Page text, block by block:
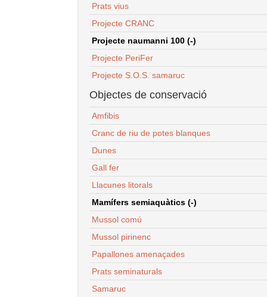
Prats vius
Projecte CRANC
Projecte naumanni 100 (-)
Projecte PeriFer
Projecte S.O.S. samaruc
Objectes de conservació
Amfibis
Cranc de riu de potes blanques
Dunes
Gall fer
Llacunes litorals
Mamífers semiaquàtics (-)
Mussol comú
Mussol pirinenc
Papallones amenaçades
Prats seminaturals
Samaruc